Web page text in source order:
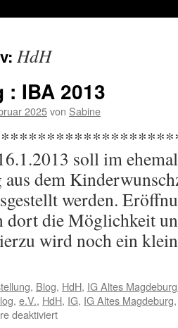
HdH
IBA 2013
2025von Sabine
soll im
dem
werden.
dort die Möglichkeit
wird noch ein
, Blog, HdH, IG Altes
, e.V., HdH, IG, IG Altes Magdeburg
deaktiviertfür